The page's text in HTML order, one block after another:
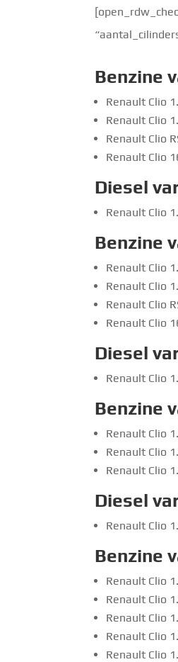
Benzine
Renault Clio
Renault Clio
Renault Clio
Renault Clio
Diesel
Renault Clio
Benzine
Renault Clio
Renault Clio
Renault Clio
Renault Clio
Diesel
Renault Clio
Benzine
Renault Clio
Renault Clio
Renault Clio
Diesel
Renault Clio
Benzine
Renault Clio
Renault Clio
Renault Clio
Renault Clio
Renault Clio